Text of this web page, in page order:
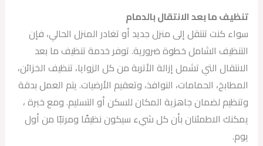
تنظيف ما بعد الانتقال بالدمام
سواء كنت تنتقل إلى منزل جديد أو تغادر المنزل الحالي، فإن
التنظيف الشامل خطوة ضرورية. توفر خدمة تنظيف ما بعد
الانتقال التي تشمل إزالة الأتربة من كل الزوايا، تنظيف الخزائن،
المطابخ، الحمامات، النوافذ، وتعقيم الأرضيات. يتم العمل بدقة
وتنظيم لضمان جاهزية المكان للسكن أو التسليم. ومع خبرة ،
يمكنك الاطمئنان بأن كل شيء سيكون نظيفًا ومرتبًا من أول
يوم.